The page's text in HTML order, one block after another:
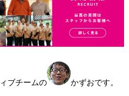
ブチームの かずおです。